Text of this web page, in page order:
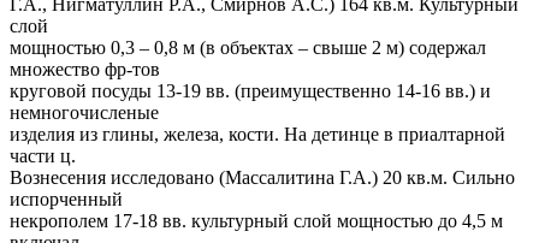
слой
мощностью 0,3 – 0,8 м (в объектах – свыше 2 м) содержал
множество фр-тов
круговой посуды 13-19 вв. (преимущественно 14-16 вв.) и
немногочисленые
изделия из глины, железа, кости. На детинце в приалтарной
части ц.
Вознесения исследовано (Массалитина Г.А.) 20 кв.м. Сильно
испорченный
некрополем 17-18 вв. культурный слой мощностью до 4,5 м